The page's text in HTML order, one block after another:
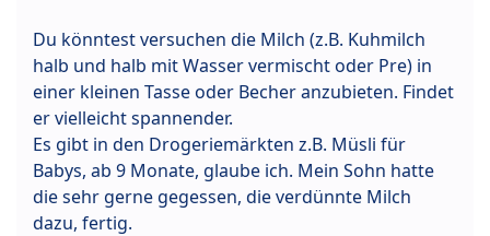
Du könntest versuchen die Milch (z.B. Kuhmilch
halb und halb mit Wasser vermischt oder Pre) in
einer kleinen Tasse oder Becher anzubieten. Findet
er vielleicht spannender.
Es gibt in den Drogeriemärkten z.B. Müsli für
Babys, ab 9 Monate, glaube ich. Mein Sohn hatte
die sehr gerne gegessen, die verdünnte Milch
dazu, fertig.